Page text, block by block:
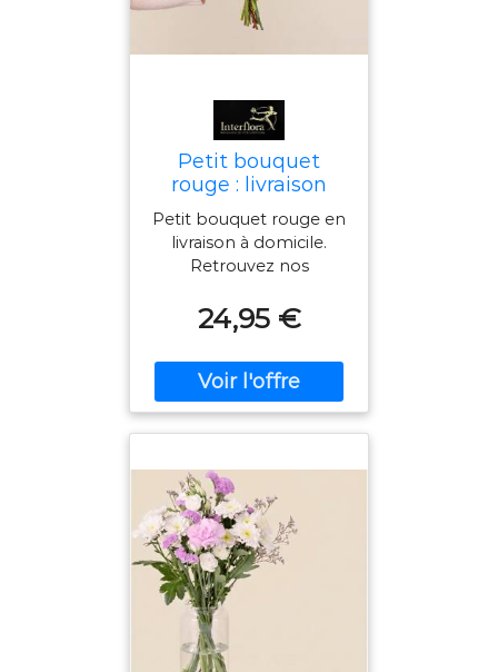
Petit bouquet
rouge : livraison
petit bouquet
rouge à domicile -
Interflora
Petit bouquet rouge en
livraison à domicile.
Retrouvez nos
partir de 19,95€, livrés
en 24H.
24,95 €